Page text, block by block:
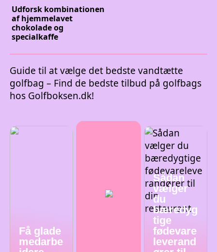
Udforsk kombinationen
af hjemmelavet
chokolade og
specialkaffe
Guide til at vælge det bedste vandtætte
golfbag – Find de bedste tilbud på golfbags
hos Golfboksen.dk!
Få glade
medarbe
Sådan
vælger
du
bæredyg
tige
fødevare
leverand